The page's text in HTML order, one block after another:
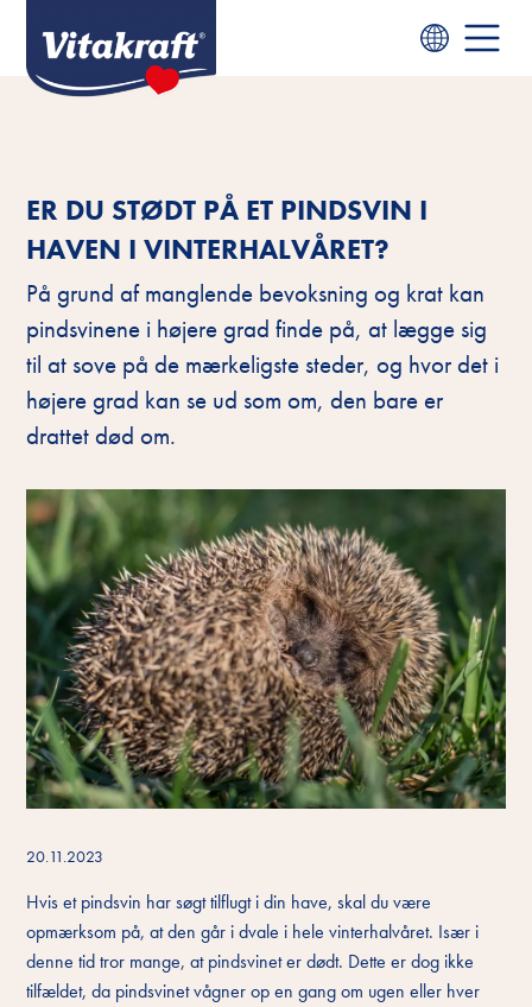
ER DU STØDT PÅ ET PINDSVIN I
HAVEN I VINTERHALVÅRET?
På grund af manglende bevoksning og krat kan
pindsvinene i højere grad finde på, at lægge sig
til at sove på de mærkeligste steder, og hvor det i
højere grad kan se ud som om, den bare er
drattet død om.
20.11.2023
Hvis et pindsvin har søgt tilflugt i din have, skal du være
opmærksom på, at den går i dvale i hele vinterhalvåret. Især i
denne tid tror mange, at pindsvinet er dødt. Dette er dog ikke
tilfældet, da pindsvinet vågner op en gang om ugen eller hver